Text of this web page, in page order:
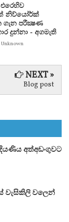
නිව්යෝර්ක්‌
ගැන පරීක්‍ෂණ
දුන්නා - අගමැති
Unknown
NEXT »
Blog post
අත්අඩංගුවට
වැසිකිලි වලෙන්